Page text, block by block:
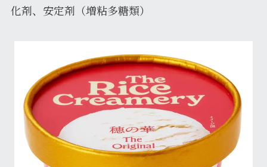
化剤、安定剤（増粘多糖類）